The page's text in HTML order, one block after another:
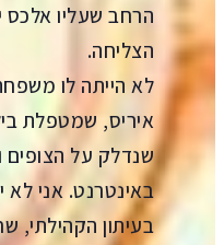
הרחב שעליו
הצליחה.
לא הייתה לו
איריס, שמטפלת
שנדלק על
באינטרנט. אני
בעיתון הקהילתי,